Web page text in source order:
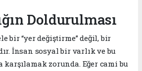
Doldurulması
bir “yer değiştirme” değil, bir
İnsan sosyal bir varlık ve bu
zorunda. Eğer cami bu